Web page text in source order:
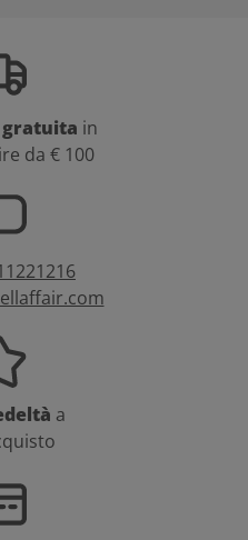
gratuita in
da € 100
a